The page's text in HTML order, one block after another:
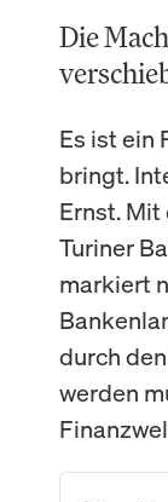
Die
Es ist ein
bringt.
Ernst.
Turiner
markiert
durch
werden